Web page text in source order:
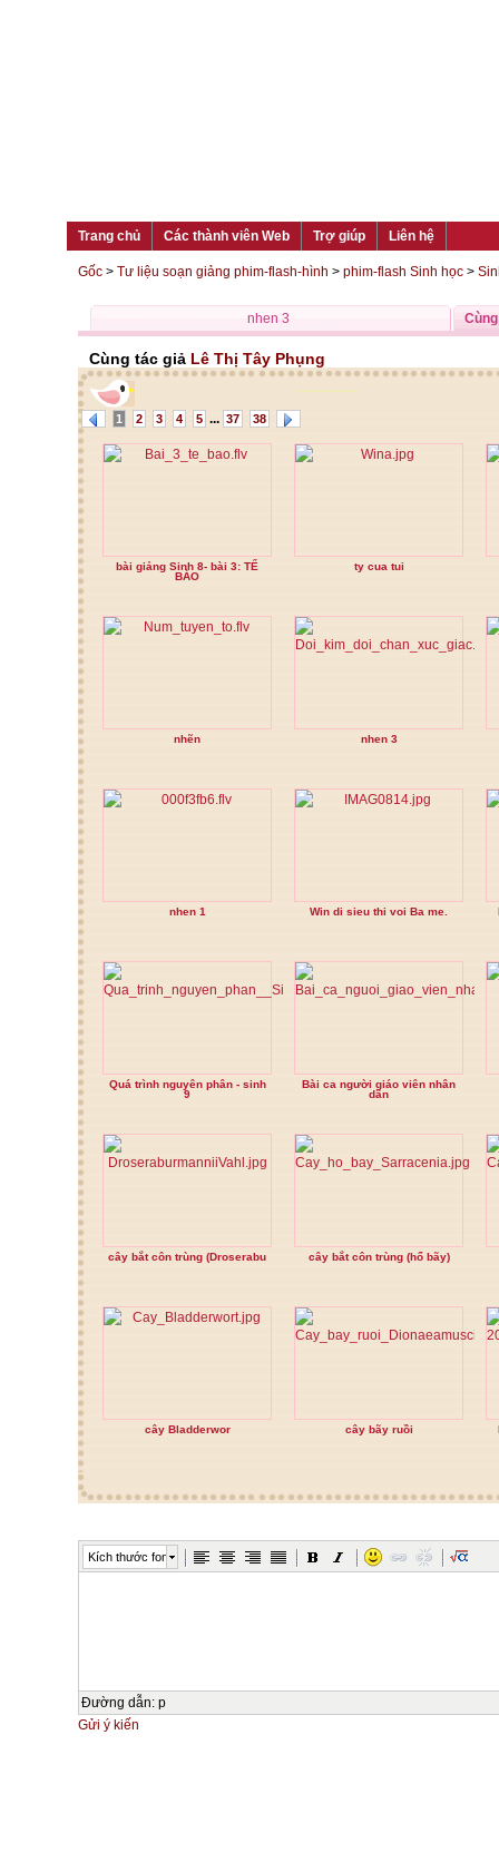
Trang chủ Các thành viên Web Trợ giúp Liên hệ
Gốc > Tư liệu soạn giảng phim-flash-hình > phim-flash Sinh học >
nhen 3
Cùng tác giả Lê Thị Tây Phụng
1 2 3 4 5 ... 37 38
bài giảng Sinh 8- bài 3: TẾ
BÀO
ty cua tui
nhẽn nhen 3
nhen 1 Win di sieu thi voi Ba me.
Quá trình nguyên phân - sinh
9
Bài ca người giáo viên nhân
dân
cây bắt côn trùng (Droserabu cây bắt côn trùng (hổ bãy)
cây Bladderwor cây bãy ruồi
Kích thước font
Đường dẫn: p
Gửi ý kiến